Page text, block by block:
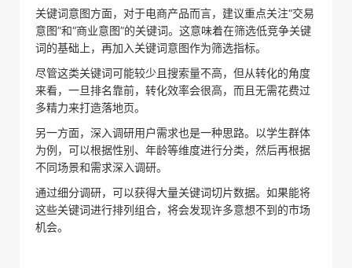
关键词意图方面，对于电商产品而言，建议重点关注“交易
意图”和“商业意图”的关键词。这意味着在筛选低竞争关键
词的基础上，再加入关键词意图作为筛选指标。
尽管这类关键词可能较少且搜索量不高，但从转化的角度
来看，一旦排名靠前，转化效率会很高，而且无需花费过
多精力来打造落地页。
另一方面，深入调研用户需求也是一种思路。以学生群体
为例，可以根据性别、年龄等维度进行分类，然后再根据
不同场景和需求深入调研。
通过细分调研，可以获得大量关键词切片数据。如果能将
这些关键词进行排列组合，将会发现许多意想不到的市场
机会。